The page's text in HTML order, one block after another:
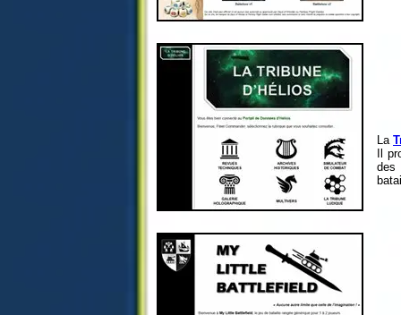
La
Il
des